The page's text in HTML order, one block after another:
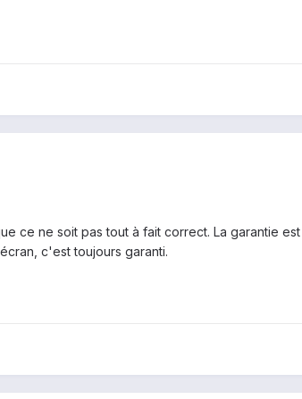
ce ne soit pas tout à fait correct. La garantie
c'est toujours garanti.